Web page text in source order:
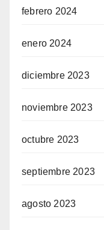
febrero 2024
enero 2024
diciembre 2023
noviembre 2023
octubre 2023
septiembre 2023
agosto 2023